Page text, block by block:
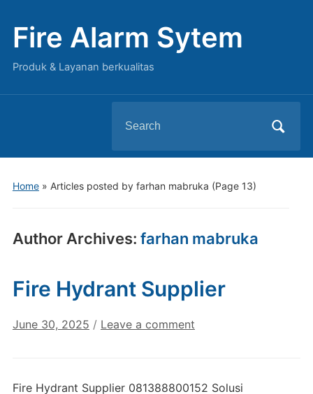
Fire Alarm Sytem
Produk & Layanan berkualitas
for:
Home» Articles posted by farhan mabruka (Page 13)
Author Archives: farhan mabruka
Fire Hydrant Supplier
June 30, 2025 / Leave a comment
Fire Hydrant Supplier 081388800152 Solusi